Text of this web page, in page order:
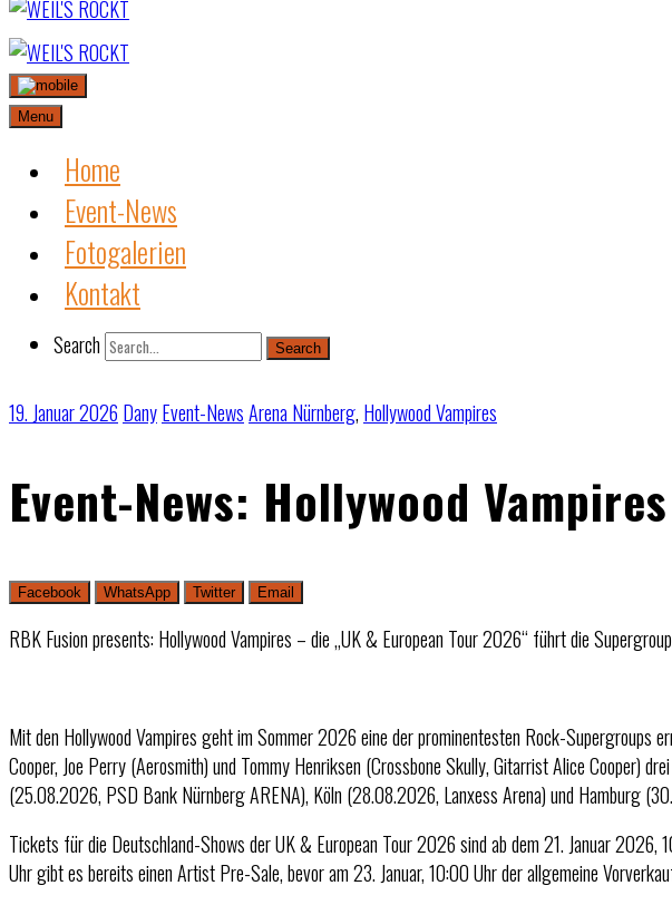
Skip
to
content
Menu
Home
Event-News
Fotogalerien
Kontakt
Search Search
19. Januar 2026 DanyEvent-NewsArena Nürnberg, Hollywood Vampires
Event-News: Hollywood
Facebook WhatsApp Twitter Email
RBK Fusion presents: Hollywood Vampires – die „UK & European Tour 2026“ führt die
Mit den Hollywood Vampires geht im Sommer 2026 eine der prominentesten Rock-Supergroups
Cooper, Joe Perry (Aerosmith) und Tommy Henriksen (Crossbone Skully, Gitarrist Alice Cooper)
(25.08.2026, PSD Bank Nürnberg ARENA), Köln (28.08.2026, Lanxess Arena) und Hamburg
Tickets für die Deutschland-Shows der UK & European Tour 2026 sind ab dem 21. Januar 2026,
Uhr gibt es bereits einen Artist Pre-Sale, bevor am 23. Januar, 10:00 Uhr der allgemeine